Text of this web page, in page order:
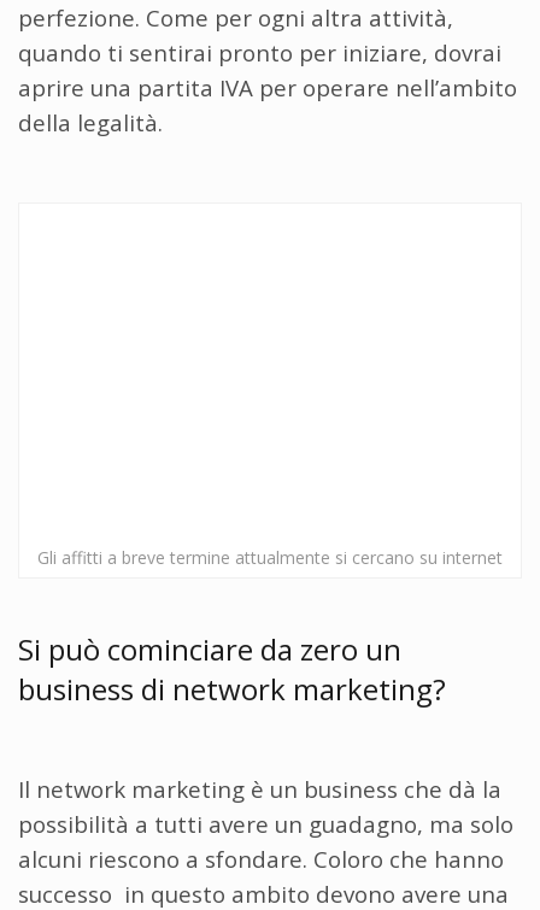
perfezione. Come per ogni altra attività,
quando ti sentirai pronto per iniziare, dovrai
aprire una partita IVA per operare nell’ambito
della legalità.
Gli affitti a breve termine attualmente si cercano su internet
Si può cominciare da zero un
business di network marketing?
Il network marketing è un business che dà la
possibilità a tutti avere un guadagno, ma solo
alcuni riescono a sfondare. Coloro che hanno
successo in questo ambito devono avere una